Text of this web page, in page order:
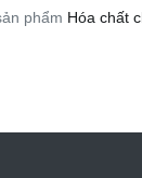
phẩm Hóa chất